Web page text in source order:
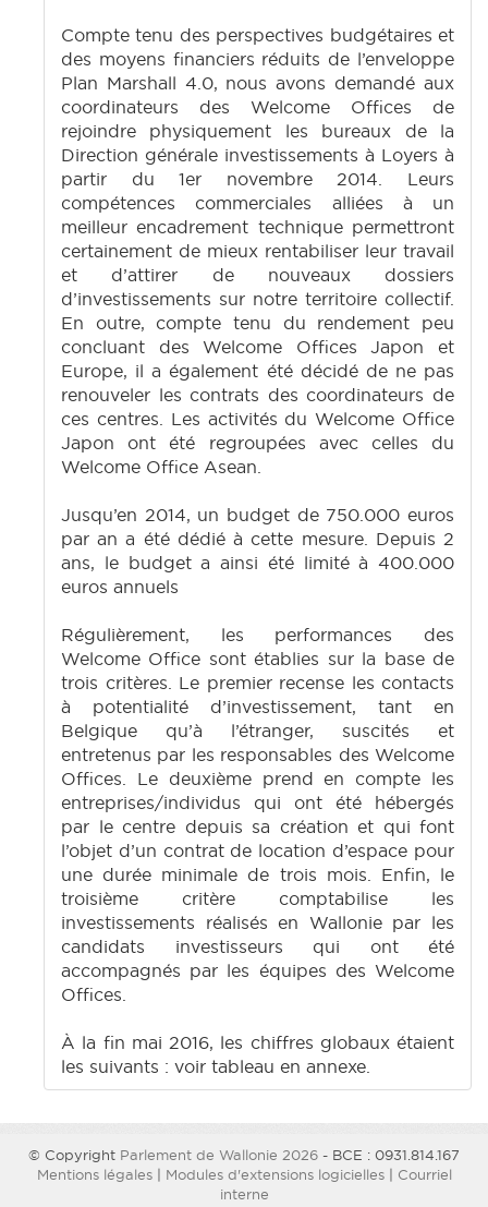
Compte tenu des perspectives budgétaires et
des moyens financiers réduits de l’enveloppe
Plan Marshall 4.0, nous avons demandé aux
coordinateurs des Welcome Offices de
rejoindre physiquement les bureaux de la
Direction générale investissements à Loyers à
partir du 1er novembre 2014. Leurs
compétences commerciales alliées à un
meilleur encadrement technique permettront
certainement de mieux rentabiliser leur travail
et d’attirer de nouveaux dossiers
d’investissements sur notre territoire collectif.
En outre, compte tenu du rendement peu
concluant des Welcome Offices Japon et
Europe, il a également été décidé de ne pas
renouveler les contrats des coordinateurs de
ces centres. Les activités du Welcome Office
Japon ont été regroupées avec celles du
Welcome Office Asean.
Jusqu’en 2014, un budget de 750.000 euros
par an a été dédié à cette mesure. Depuis 2
ans, le budget a ainsi été limité à 400.000
euros annuels
Régulièrement, les performances des
Welcome Office sont établies sur la base de
trois critères. Le premier recense les contacts
à potentialité d’investissement, tant en
Belgique qu’à l’étranger, suscités et
entretenus par les responsables des Welcome
Offices. Le deuxième prend en compte les
entreprises/individus qui ont été hébergés
par le centre depuis sa création et qui font
l’objet d’un contrat de location d’espace pour
une durée minimale de trois mois. Enfin, le
troisième critère comptabilise les
investissements réalisés en Wallonie par les
candidats investisseurs qui ont été
accompagnés par les équipes des Welcome
Offices.
À la fin mai 2016, les chiffres globaux étaient
les suivants : voir tableau en annexe.
© Copyright Parlement de Wallonie 2026 - BCE : 0931.814.167
Mentions légales| Modules d'extensions logicielles| Courriel
interne